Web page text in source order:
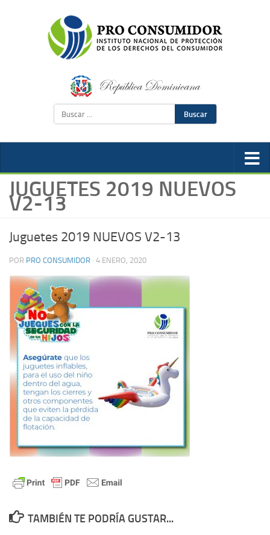
Buscar
JUGUETES 2019 NUEVOS
V2-13
Juguetes 2019 NUEVOS V2-13
POR PRO CONSUMIDOR · 4 ENERO, 2020
TAMBIÉN TE PODRÍA GUSTAR...